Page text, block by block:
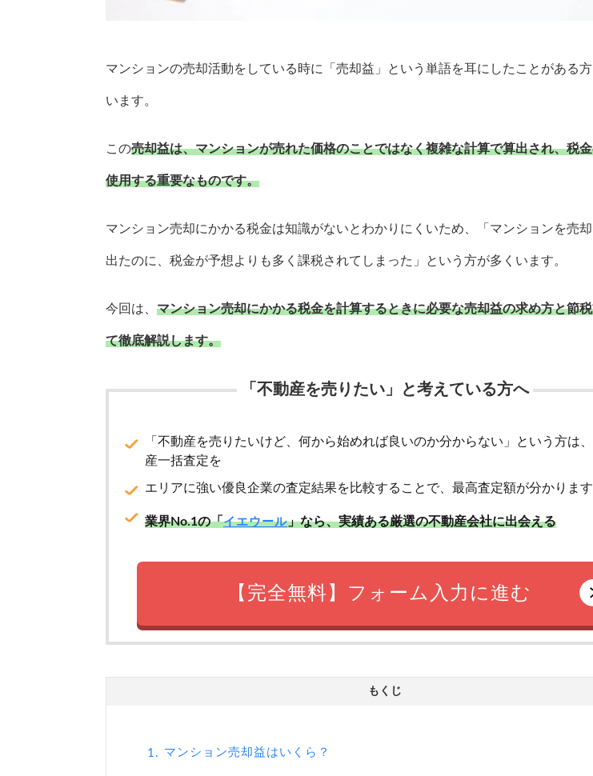
マンションの売却活動をしている時に「売却益」という単語を耳にしたことがある
います。
この売却益は、マンションが売れた価格のことではなく複雑な計算で算出され、税
使用する重要なものです。
マンション売却にかかる税金は知識がないとわかりにくいため、「マンションを売
出たのに、税金が予想よりも多く課税されてしまった」という方が多くいます。
今回は、 マンション売却にかかる税金を計算するときに必要な売却益の求め方と節
て徹底解説します。
「不動産を売りたい」と考えている方へ
「不動産を売りたいけど、何から始めれば良いのか分からない」という方は
産一括査定を
エリアに強い優良企業の査定結果を比較することで、最高査定額が分かります
業界No.1の「イエウール」なら、実績ある厳選の不動産会社に出会える
【完全無料】フォーム入力に進む
もくじ
1. マンション売却益はいくら？